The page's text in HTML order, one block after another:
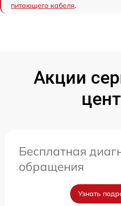
питающего кабеля.
Акции
Бесплатная
обращения
Узнать